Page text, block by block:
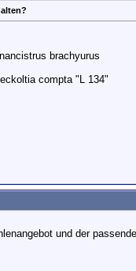
brachyurus
compta "L 134"
und der